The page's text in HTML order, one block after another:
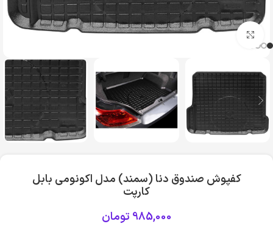
بزرگنمایی تصویر
کفپوش صندوق دنا (سمند) مدل اکونومی بابل
کارپت
985,000 تومان